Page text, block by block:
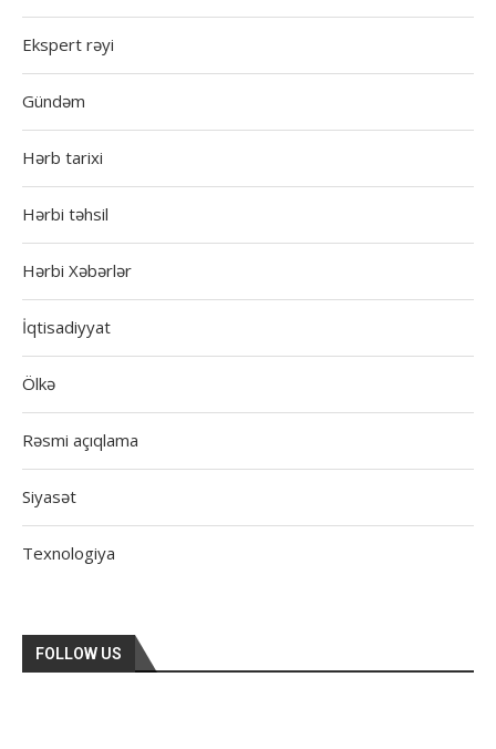
Ekspert rəyi
Gündəm
Hərb tarixi
Hərbi təhsil
Hərbi Xəbərlər
İqtisadiyyat
Ölkə
Rəsmi açıqlama
Siyasət
Texnologiya
FOLLOW US